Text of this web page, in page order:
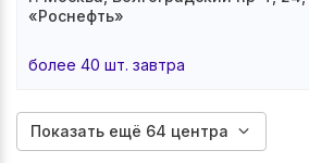
«Роснефть»
более 40 шт. завтра
Показать ещё 64 центра